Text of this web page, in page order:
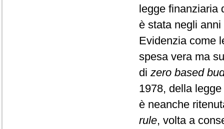
legge finanziaria
è stata negli
Evidenzia come
spesa vera ma
di zero based
1978, della
è neanche
rule, volta a